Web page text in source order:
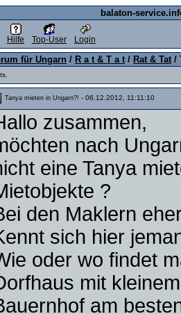
balaton-
Hilfe Top-User Login
für Ungarn / R a t & T a t / Rat & Tat /
Tanya mieten in Ungarn?! - 06.12.2012, 11:11:10
zusammen,
nach
eine Tanya
?
den Maklern
sich hier
oder wo findet
mit
am